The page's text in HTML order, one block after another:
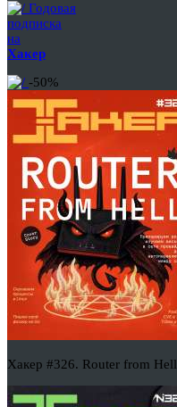
Годовая
подписка
на
Хакер
-50%
Хакер #326. Router from Hell